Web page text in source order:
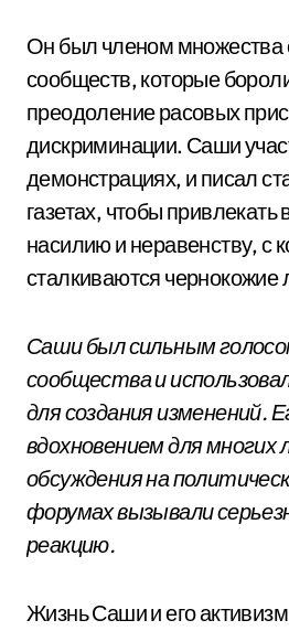
Он был членом множества
сообществ, которые
преодоление расовых
дискриминации. Саши
демонстрациях, и писал
газетах, чтобы привлекать
насилию и неравенству, с
сталкиваются чернокожие
Саши был сильным
сообщества и
для создания изменений.
вдохновением для многих
обсуждения на
форумах вызывали
реакцию.
Жизнь Саши и его